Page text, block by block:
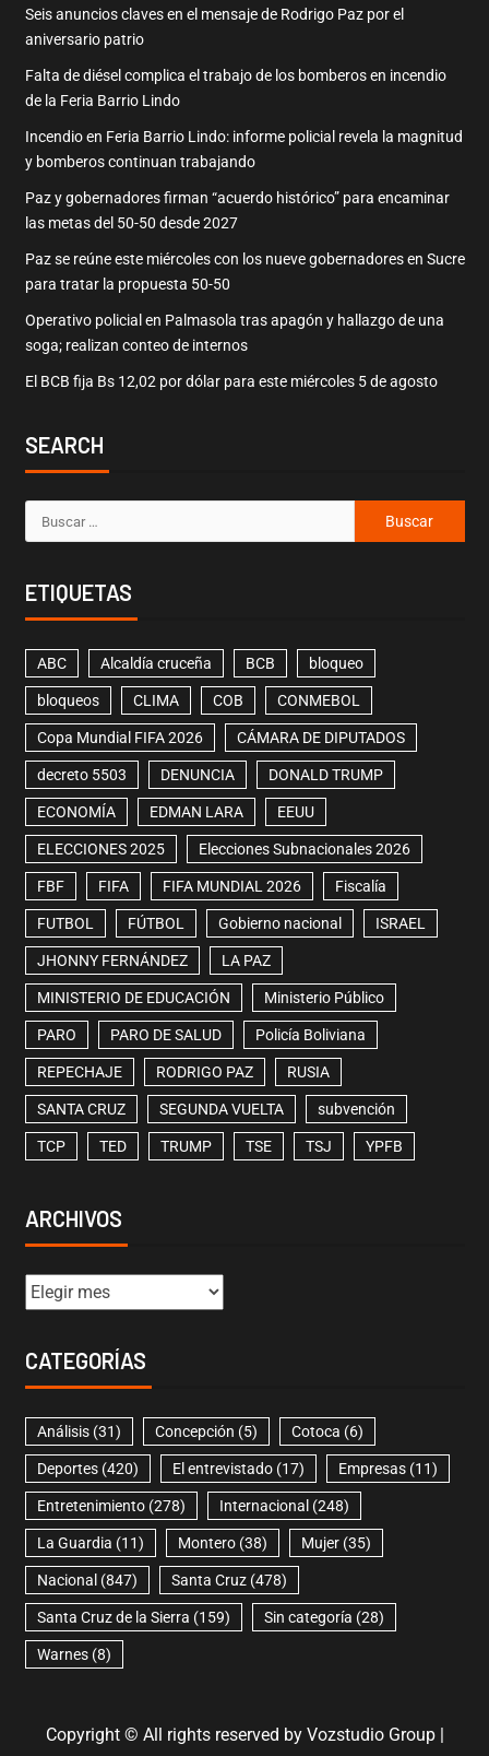
Seis anuncios claves en el mensaje de Rodrigo Paz por el
aniversario patrio
Falta de diésel complica el trabajo de los bomberos en incendio
de la Feria Barrio Lindo
Incendio en Feria Barrio Lindo: informe policial revela la magnitud
y bomberos continuan trabajando
Paz y gobernadores firman “acuerdo histórico” para encaminar
las metas del 50-50 desde 2027
Paz se reúne este miércoles con los nueve gobernadores en Sucre
para tratar la propuesta 50-50
Operativo policial en Palmasola tras apagón y hallazgo de una
soga; realizan conteo de internos
El BCB fija Bs 12,02 por dólar para este miércoles 5 de agosto
SEARCH
ETIQUETAS
ABC Alcaldía cruceña BCB bloqueo
bloqueos CLIMA COB CONMEBOL
Copa Mundial FIFA 2026 CÁMARA DE DIPUTADOS
decreto 5503 DENUNCIA DONALD TRUMP
ECONOMÍA EDMAN LARA EEUU
ELECCIONES 2025 Elecciones Subnacionales 2026
FBF FIFA FIFA MUNDIAL 2026 Fiscalía
FUTBOL FÚTBOL Gobierno nacional ISRAEL
JHONNY FERNÁNDEZ LA PAZ
MINISTERIO DE EDUCACIÓN Ministerio Público
PARO PARO DE SALUD Policía Boliviana
REPECHAJE RODRIGO PAZ RUSIA
SANTA CRUZ SEGUNDA VUELTA subvención
TCP TED TRUMP TSE TSJ YPFB
ARCHIVOS
CATEGORÍAS
Análisis(31) Concepción (5) Cotoca (6)
Deportes(420) El entrevistado(17) Empresas(11)
Entretenimiento(278) Internacional (248)
La Guardia (11) Montero(38) Mujer(35)
Nacional (847) Santa Cruz(478)
Santa Cruz de la Sierra (159) Sin categoría (28)
Warnes(8)
Copyright © All rights reserved by Vozstudio Group |